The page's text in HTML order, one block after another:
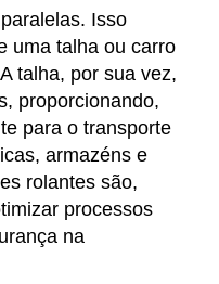
Isso
uma talha ou carro
talha, por sua vez,
proporcionando,
para o transporte
armazéns e
rolantes são,
processos
na